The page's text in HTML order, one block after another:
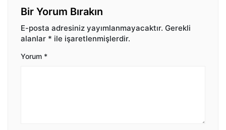
Bir Yorum Bırakın
E-posta adresiniz yayımlanmayacaktır. Gerekli
alanlar * ile işaretlenmişlerdir.
Yorum *